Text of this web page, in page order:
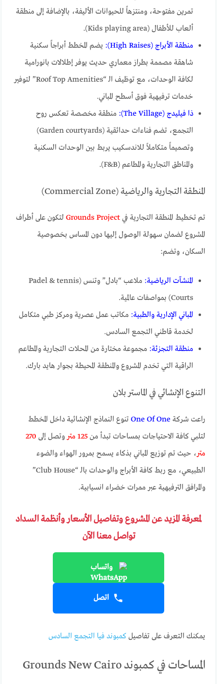
تمرين مفتوحة، ومنتزهاً للحيوانات الأليفة، بالإضافة إلى منطقة
ألعاب للأطفال (Kids playing area).
منطقة الأبراج (High Raises):
يضم المخطط أبراجاً سكنية
شاهقة مصممة بطراز معماري حديث يوفر إطلالات بانورامية
لكافة الوحدات، مع توظيف الـ “Roof Top Amenities” لتوفير
خدمات ترفيهية فوق أسطح المباني.
ذا فيليدج (The Village):
منطقة مخصصة تعكس روح
التجمع، تضم فناءات حدائقية (Garden courtyards)
وتصميماً متكاملاً للاندسكيب يربط بين الوحدات السكنية
والمناطق التجارية والمطاعم (F&B).
المنطقة التجارية والرياضية (Commercial Zone)
تم تخطيط المنطقة التجارية فيGrounds Project لتكون على أطراف
المشروع لضمان سهولة الوصول إليها دون المساس بخصوصية
السكان، وتضم:
المنشآت الرياضية:
ملاعب “بادل” وتنس (Padel & tennis
Courts) بمواصفات عالمية.
المباني الإدارية والطبية: مكاتب عمل عصرية ومركز طبي متكامل
لخدمة قاطني التجمع السادس.
منطقة التجزئة: مجموعة مختارة من المحلات التجارية والمطاعم
الراقية التي تخدم المشروع والمنطقة المحيطة بجوار هايد بارك.
التنوع الإنشائي في الماستر بلان
راعت شركةOne Of One تنوع النماذج الإنشائية داخل المخطط
لتلبي كافة الاحتياجات بمساحات تبدأ من125 متر وتصل إلى 270
متر ، حيث تم توزيع المباني بذكاء يسمح بمرور الهواء والضوء
الطبيعي، مع ربط كافة الأبراج والوحدات بالـ “Club House”
والمرافق الترفيهية عبر ممرات خضراء انسيابية.
لمعرفة المزيد عن المشروع وتفاصيل الأسعار وأنظمة السداد
تواصل معنا الآن
واتساب
اتصل
يمكنك التعرف على تفاصيلكمبوند فيا التجمع السادس
المساحات في كمبوند Grounds New Cairo